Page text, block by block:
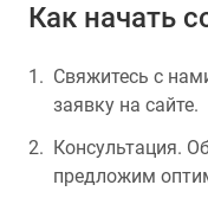
Как начать
Свяжитесь с
заявку на сайте.
Консультация.
предложим